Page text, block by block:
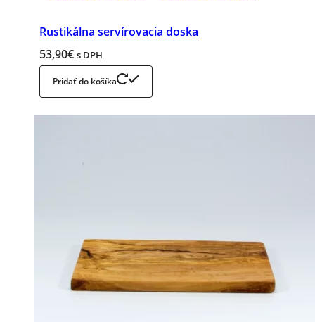
Rustikálna servírovacia doska
53,90€ s DPH
Pridať do košíka